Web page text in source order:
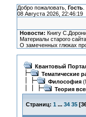
Добро пожаловать, Гость.
08 Августа 2026, 22:46:19
Новости: Книгу
Материалы старого
О замеченных глюках
Квантовый
Тематические
Философия
Теория
Страниц: 1 ... 34 35[